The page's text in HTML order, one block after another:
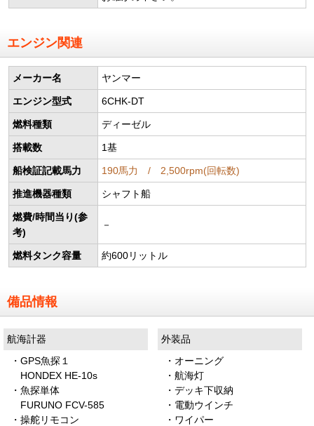
エンジン関連
メーカー名 ヤンマー
エンジン型式 6CHK-DT
燃料種類 ディーゼル
搭載数 1基
船検証記載馬力 190馬力 / 2,500rpm(回転数)
推進機器種類 シャフト船
燃費/時間当り(参
考)
－
燃料タンク容量 約600リットル
備品情報
航海計器
・GPS魚探１
HONDEX HE-10s
・魚探単体
FURUNO FCV-585
・操舵リモコン
外装品
・オーニング
・航海灯
・デッキ下収納
・電動ウインチ
・ワイパー